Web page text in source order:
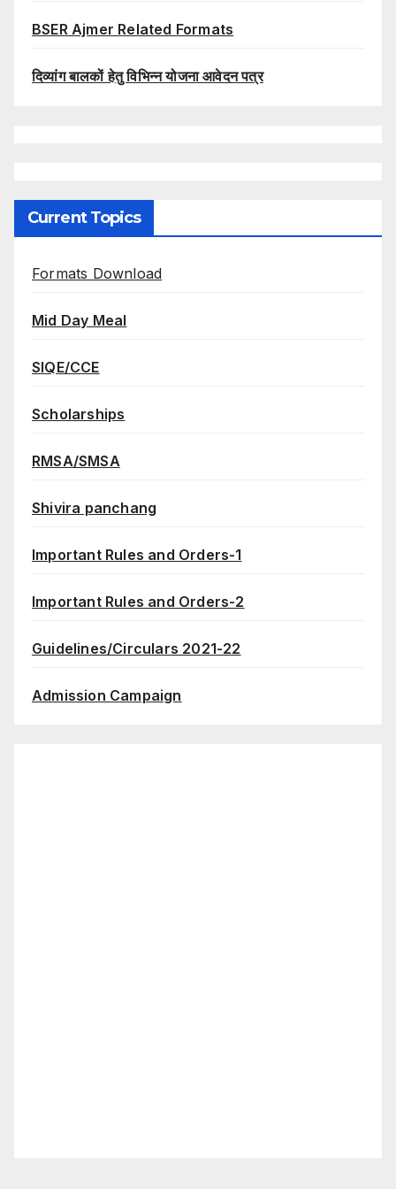
BSER Ajmer Related Formats
दिव्यांग बालकों हेतु विभिन्न योजना आवेदन पत्र
Current Topics
Formats Download
Mid Day Meal
SIQE/CCE
Scholarships
RMSA/SMSA
Shivira panchang
Important Rules and Orders-1
Important Rules and Orders-2
Guidelines/Circulars 2021-22
Admission Campaign